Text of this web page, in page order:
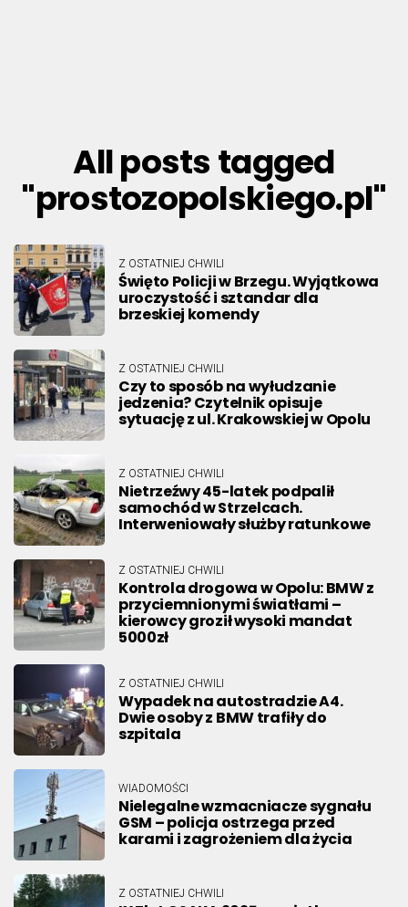
All posts tagged
"prostozopolskiego.pl"
Z OSTATNIEJ CHWILI
Święto Policji w Brzegu. Wyjątkowa
uroczystość i sztandar dla
brzeskiej komendy
Z OSTATNIEJ CHWILI
Czy to sposób na wyłudzanie
jedzenia? Czytelnik opisuje
sytuację z ul. Krakowskiej w Opolu
Z OSTATNIEJ CHWILI
Nietrzeźwy 45-latek podpalił
samochód w Strzelcach.
Interweniowały służby ratunkowe
Z OSTATNIEJ CHWILI
Kontrola drogowa w Opolu: BMW z
przyciemnionymi światłami –
kierowcy groził wysoki mandat
5000zł
Z OSTATNIEJ CHWILI
Wypadek na autostradzie A4.
Dwie osoby z BMW trafiły do
szpitala
WIADOMOŚCI
Nielegalne wzmacniacze sygnału
GSM – policja ostrzega przed
karami i zagrożeniem dla życia
Z OSTATNIEJ CHWILI